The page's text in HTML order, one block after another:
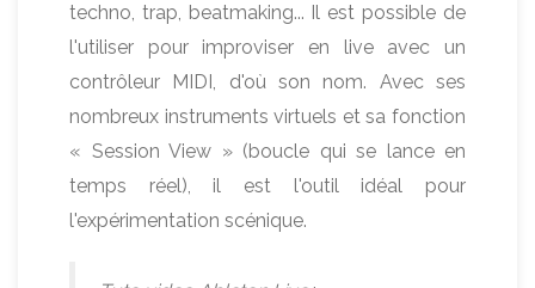
techno, trap, beatmaking... Il est possible de
l'utiliser pour improviser en live avec un
contrôleur MIDI, d'où son nom. Avec ses
nombreux instruments virtuels et sa fonction
« Session View » (boucle qui se lance en
temps réel), il est l'outil idéal pour
l'expérimentation scénique.